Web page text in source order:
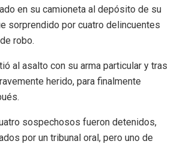
en su camioneta al depósito de su
sorprendido por cuatro delincuentes
robo.
al asalto con su arma particular y tras
herido, para finalmente
sospechosos fueron detenidos,
por un tribunal oral, pero uno de